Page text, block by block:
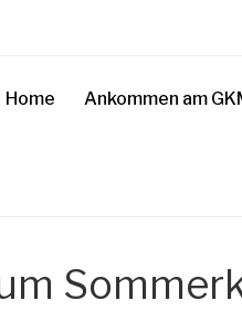
Home Ankommen am